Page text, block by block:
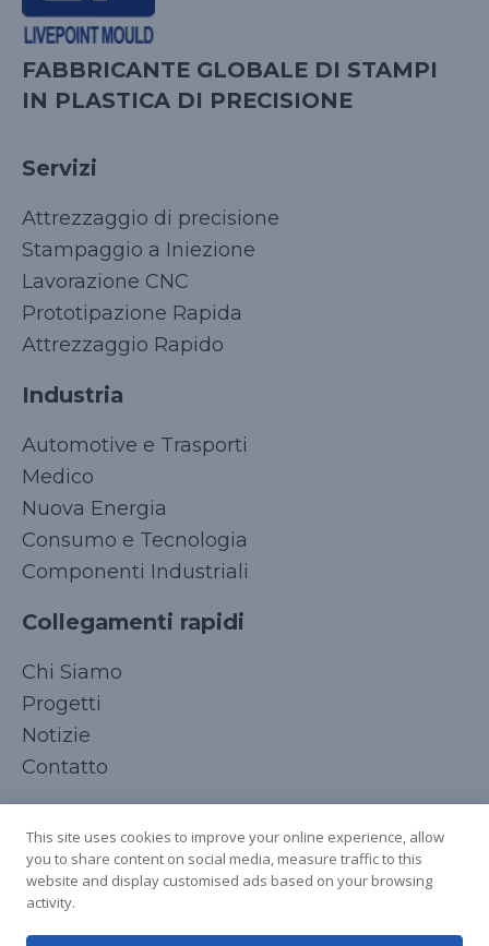
FABBRICANTE GLOBALE DI STAMPI
IN PLASTICA DI PRECISIONE
Servizi
Attrezzaggio di precisione
Stampaggio a Iniezione
Lavorazione CNC
Prototipazione Rapida
Attrezzaggio Rapido
Industria
Automotive e Trasporti
Medico
Nuova Energia
Consumo e Tecnologia
Componenti Industriali
Collegamenti rapidi
Chi Siamo
Progetti
Notizie
Contatto
English
German
This site uses cookies to improve your online experience, allow
you to share content on social media, measure traffic to this
website and display customised ads based on your browsing
activity.